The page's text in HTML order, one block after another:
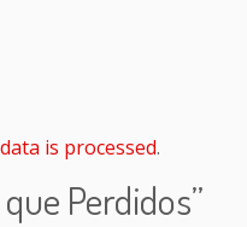
is processed.
Perdidos”